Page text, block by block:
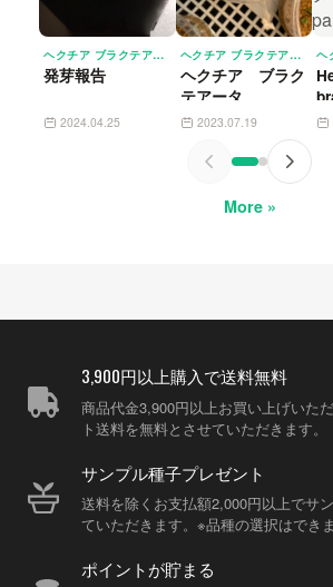
ヘクチア ブラクテアータ HECHTIA BRACTEATA
発芽報告
2024.04.25
ヘクチア ブラクテアータ HECHTIA BRACTEATA
ヘクチア ブラク
テアータ
2023.07.19
More »
3,900円以上購入で送料無料
商品代金3,900円以上お買い上げいた
ト送料を無料とさせていただきます。
サンプル種子プレゼント
送料を除くお支払額2,000円以上でサ
ていただきます。※品種の選択はできま
ポイントが貯まる